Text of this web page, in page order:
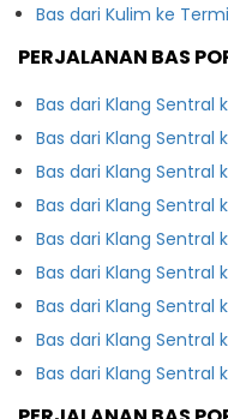
Bas dari Kulim ke
PERJALANAN BAS
Bas dari Klang Sentral
Bas dari Klang Sentral
Bas dari Klang Sentral
Bas dari Klang Sentral
Bas dari Klang Sentral
Bas dari Klang Sentral
Bas dari Klang Sentral
Bas dari Klang Sentral
Bas dari Klang Sentral